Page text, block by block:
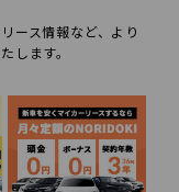
ース情報など、より
します。